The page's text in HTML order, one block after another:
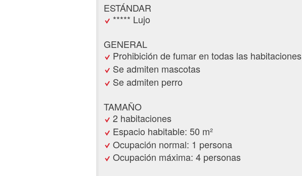
ESTÁNDAR
***** Lujo
GENERAL
Prohibición de fumar en todas las habitaciones
Se admiten mascotas
Se admiten perro
TAMAÑO
2 habitaciones
Espacio habitable: 50 m²
Ocupación normal: 1 persona
Ocupación máxima: 4 personas